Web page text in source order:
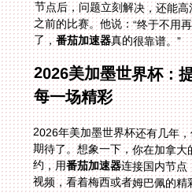
了，番茄加速器真的很靠谱。”
2026美加墨世界杯：
每一场精彩
2026年美加墨世界杯还有几年
期待了。想象一下，你在加拿大
约，用番茄加速器连接国内节点
视频，看着梅西或
的激情讲解，画面
内的家人朋友同步